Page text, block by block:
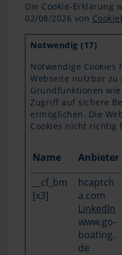
Die Cookie-Erklärung
02/08/2026 von
Notwendig (17)
Notwendige Cookies
Webseite nutzbar zu
Grundfunktionen
Zugriff auf sichere
ermöglichen. Die
Cookies nicht richtig
Name Anbieter
__cf_bm
[x3]
hcaptch
a.com
LinkedIn
www.go-
boating.
de